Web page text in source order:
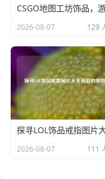
魅力吸引着无数玩家
中，还是在惊险刺激
曲震撼人心的战火之
2026-08-07 129
2026-08-07 111